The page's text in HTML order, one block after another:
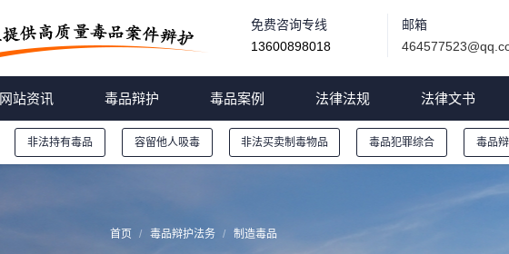
免费咨询专线
13600898018
邮箱
网站资讯 毒品辩护 毒品案例 法律法规 法律文书
非法持有毒品 容留他人吸毒 非法买卖制毒物品 毒品犯罪综合 毒品
首页 毒品辩护法务 制造毒品